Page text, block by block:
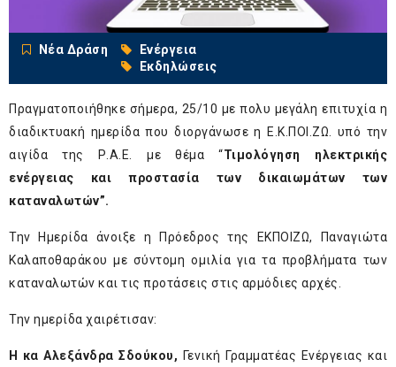
Νέα Δράση
Ενέργεια
Εκδηλώσεις
Πραγματοποιήθηκε σήμερα, 25/10 με πολυ μεγάλη επιτυχία η
διαδικτυακή ημερίδα που διοργάνωσε η Ε.Κ.ΠΟΙ.ΖΩ. υπό την
αιγίδα της Ρ.Α.Ε. με θέμα “Τιμολόγηση ηλεκτρικής
ενέργειας και προστασία των δικαιωμάτων των
καταναλωτών”.
Την Ημερίδα άνοιξε η Πρόεδρος της ΕΚΠΟΙΖΩ, Παναγιώτα
Καλαποθαράκου με σύντομη ομιλία για τα προβλήματα των
καταναλωτών και τις προτάσεις στις αρμόδιες αρχές.
Την ημερίδα χαιρέτισαν:
Η κα Αλεξάνδρα Σδούκου, Γενική Γραμματέας Ενέργειας και